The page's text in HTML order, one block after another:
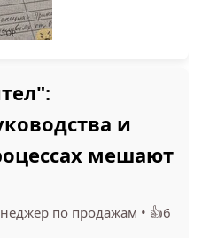
и
мешают
по продажам • 👍6